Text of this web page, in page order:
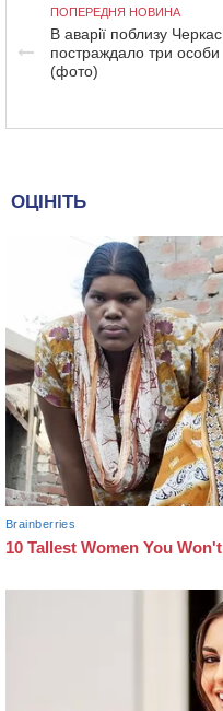
ПОПЕРЕДНЯ НОВИНА
В аварії поблизу Черкас
постраждало три особи
(фото)